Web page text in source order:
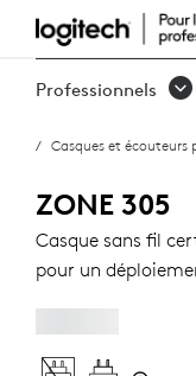
CASQUE
ZONE
BUSINESS
Professionnels
Casques et écouteurs
ZONE 305
Casque sans fil
pour un